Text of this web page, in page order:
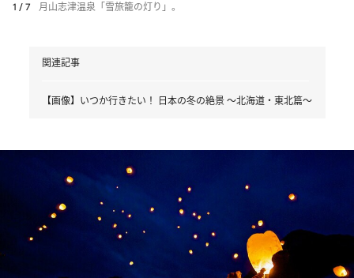
1 / 7 月山志津温泉「雪旅籠の灯り」。
関連記事
【画像】いつか行きたい！ 日本の冬の絶景 ～北海道・東北篇～